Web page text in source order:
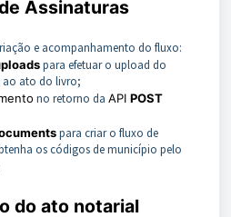
Assinaturas
e acompanhamento do fluxo:
para efetuar o upload do
ao ato do livro;
no retorno da API POST
para criar o fluxo de
os códigos de município pelo
do ato notarial